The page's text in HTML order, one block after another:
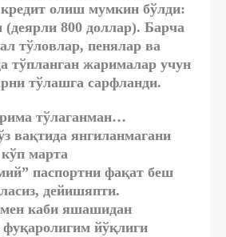
олиш мумкин бўлди:
(деярли 800 доллар). Барча
тўловлар, пенялар ва
тўпланган жарималар учун
тўлашга сарфланди.
тўлаганман…
вақтида янгиланмагани
марта
паспортни фақат беш
дейишяпти.
каби яшашидан
йўқлиги